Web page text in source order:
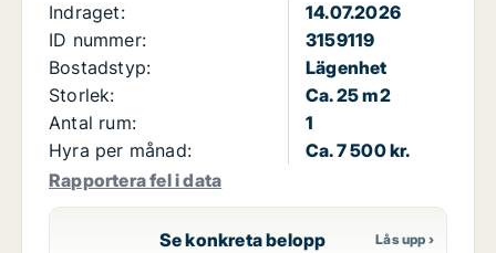
Indraget:
14.07.2026
ID nummer:
3159119
Bostadstyp:
Lägenhet
Storlek:
Ca. 25 m2
Antal rum:
1
Hyra per månad:
Ca. 7 500 kr.
Rapportera fel i data
Se konkreta belopp